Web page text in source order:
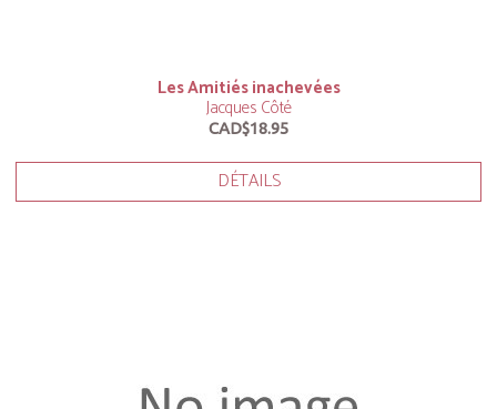
Les Amitiés inachevées
Jacques Côté
CAD$18.95
DÉTAILS